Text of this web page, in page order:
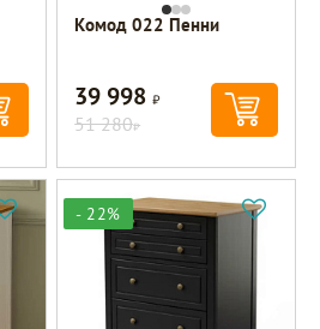
Комод 022 Пенни
39 998Р
51 280Р
- 22%